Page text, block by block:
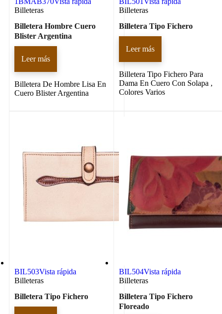
Billeteras
Billetera Hombre Cuero
Blister Argentina
Leer más
Billetera De Hombre Lisa En
Cuero Blister Argentina
Billeteras
Billetera Tipo Fichero
Leer más
Billetera Tipo Fichero Para
Dama En Cuero Con Solapa ,
Colores Varios
BIL503Vista rápida
Billeteras
Billetera Tipo Fichero
BIL504Vista rápida
Billeteras
Billetera Tipo Fichero
Floreado